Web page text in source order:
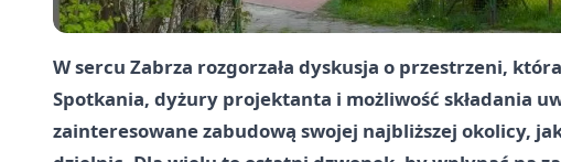
W sercu Zabrza rozgorzała dyskusja o przestrzeni,
Spotkania, dyżury projektanta i możliwość składania
zainteresowane zabudową swojej najbliższej okolicy,